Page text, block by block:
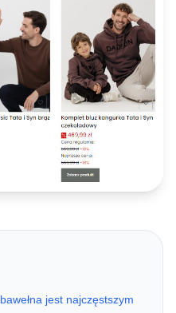
jest najczęstszym